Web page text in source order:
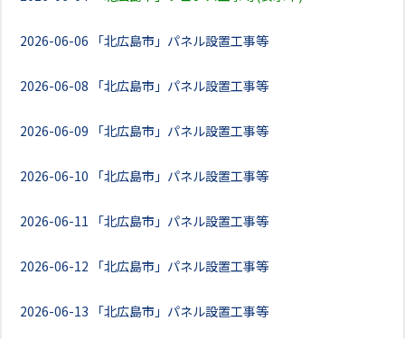
2026-06-06 「北広島市」パネル設置工事等
2026-06-08 「北広島市」パネル設置工事等
2026-06-09 「北広島市」パネル設置工事等
2026-06-10 「北広島市」パネル設置工事等
2026-06-11 「北広島市」パネル設置工事等
2026-06-12 「北広島市」パネル設置工事等
2026-06-13 「北広島市」パネル設置工事等